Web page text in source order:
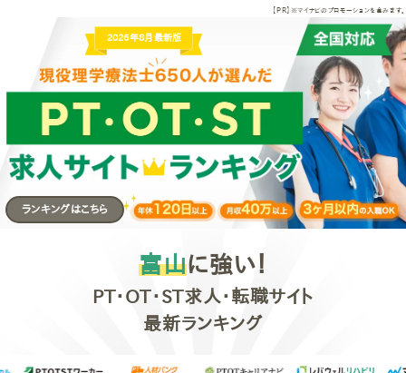
PT・OT・ST求人サイトランキン
【PR】 ※マイナビのプロモーションを含みます。
ランキングはこちら
2026年8月 最新版
富山に強い！
PT・OT・ST求人・転職サイト
最新ランキング